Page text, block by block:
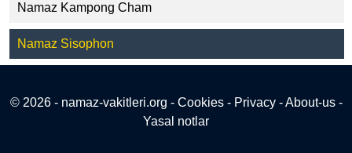
Namaz Kampong Cham
Namaz Sisophon
© 2026 - namaz-vakitleri.org - Cookies- Privacy-About-us-
Yasal notlar